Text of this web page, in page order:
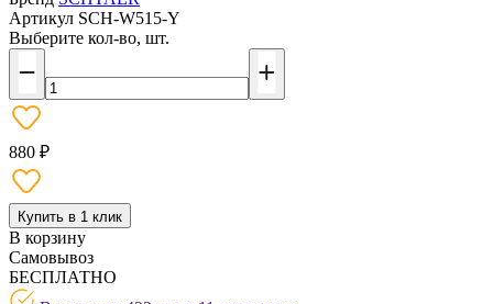
Артикул SCH-W515-Y
Выберите кол-во, шт.
880 ₽
Купить в 1 клик
В корзину
Самовывоз
БЕСПЛАТНО